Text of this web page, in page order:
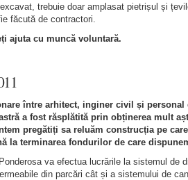
trebuie doar amplasat pietrișul și
făcută de contractori.
ajuta cu muncă voluntară.
între arhitect, inginer civil și personal
a fost răsplătită prin obținerea mult
pregătiți sa reluăm construcția pe
la terminarea fondurilor de care
va efectua lucrările la sistemul de
din parcări cât și a sistemului de